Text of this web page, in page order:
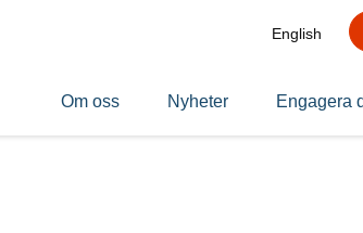
English
Om oss Nyheter Engagera